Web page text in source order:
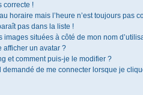
correcte !
horaire mais l’heure n’est toujours pas
pas dans la liste !
images situées à côté de mon nom
afficher un avatar ?
et comment puis-je le modifier ?
demandé de me connecter lorsque je